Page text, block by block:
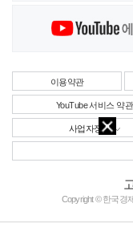
이용약관
YouTube 서비스 약관
사업자정보
Copyright © 한국경